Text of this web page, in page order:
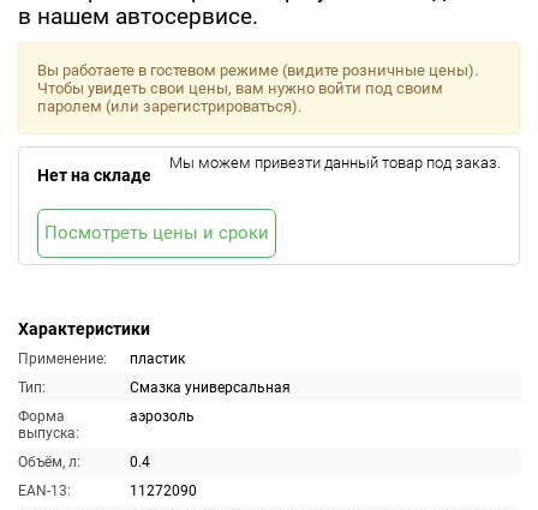
в нашем автосервисе.
Характеристики
Применение:
пластик
Тип:
Смазка универсальная
Форма
выпуска:
аэрозоль
Объём, л:
0.4
EAN-13:
11272090
Вы работаете в гостевом режиме (видите розничные цены).
Чтобы увидеть свои цены, вам нужно войти под своим
паролем (или зарегистрироваться).
Нет на складе
Мы можем привезти данный товар под заказ.
Посмотреть цены и сроки